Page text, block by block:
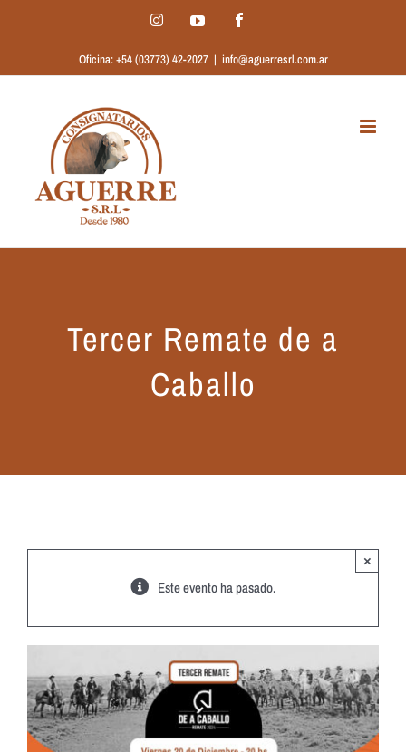
al
contenido
InstagramYouTube
Oficina: +54 (03773) 42-2027 | info@aguerresrl.com.ar
Tercer Remate de a
Caballo
Este evento ha pasado.
×